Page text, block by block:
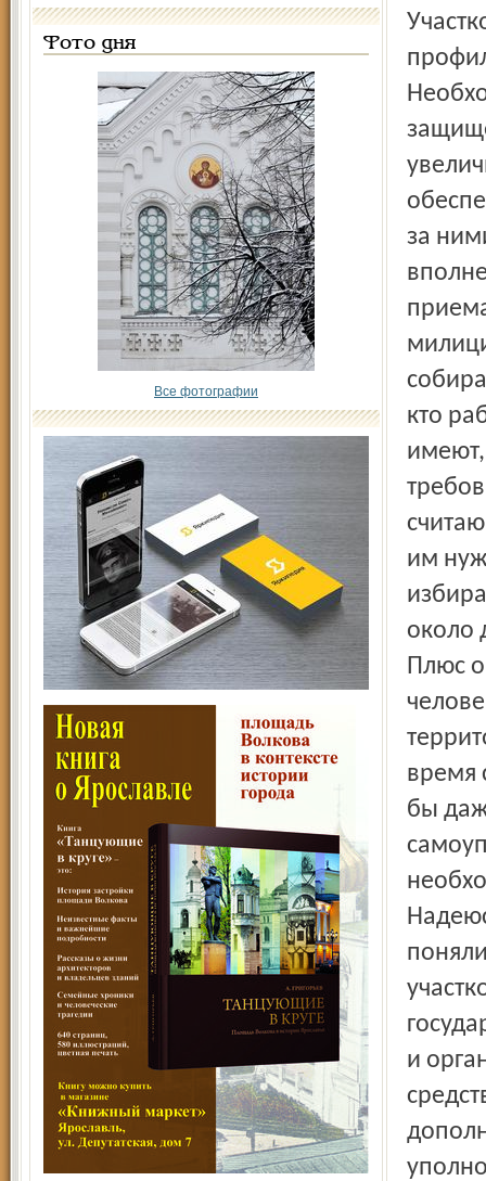
Фото дня
Все фотографии